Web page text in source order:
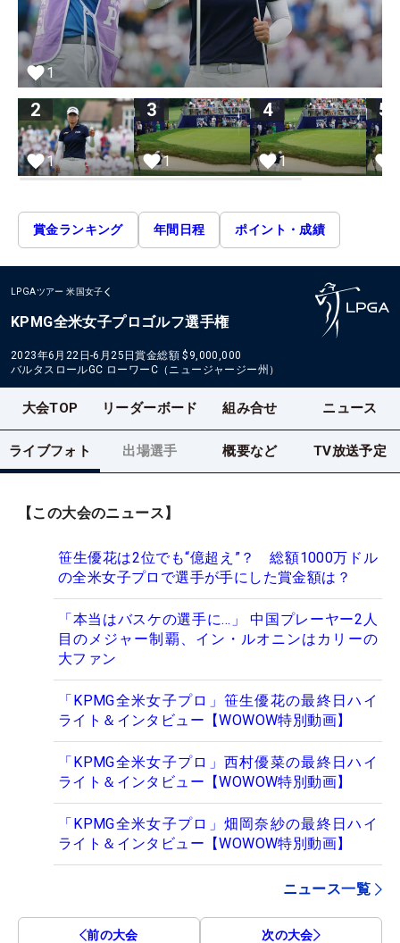
1
2
1
3
1
4
1
5
賞金ランキング 年間日程 ポイント・成績
LPGAツアー 米国女子
KPMG全米女子プロゴルフ選手権
2023年6月22日-6月25日賞金総額 $9,000,000
バルタスロールGC ローワーC（ニュージャージー州）
大会TOP リーダーボード 組み合せ ニュース
ライブフォト 出場選手 概要など TV放送予定
【この大会のニュース】
笹生優花は2位でも“億超え”？ 総額1000万ドル
の全米女子プロで選手が手にした賞金額は？
「本当はバスケの選手に…」 中国プレーヤー2人
目のメジャー制覇、イン・ルオニンはカリーの
大ファン
「KPMG全米女子プロ」笹生優花の最終日ハイ
ライト＆インタビュー【WOWOW特別動画】
「KPMG全米女子プロ」西村優菜の最終日ハイ
ライト＆インタビュー【WOWOW特別動画】
「KPMG全米女子プロ」畑岡奈紗の最終日ハイ
ライト＆インタビュー【WOWOW特別動画】
ニュース一覧
前の大会 次の大会